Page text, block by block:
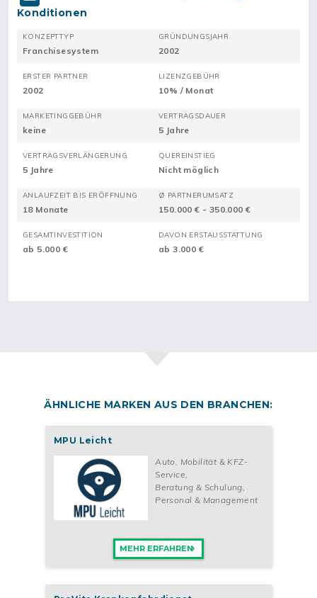
Konditionen
KONZEPTTYP
Franchisesystem
GRÜNDUNGSJAHR
2002
ERSTER PARTNER
2002
LIZENZGEBÜHR
10% / Monat
MARKETINGGEBÜHR
keine
VERTRAGSDAUER
5 Jahre
VERTRAGSVERLÄNGERUNG
5 Jahre
QUEREINSTIEG
Nicht möglich
ANLAUFZEIT BIS ERÖFFNUNG
18 Monate
Ø PARTNERUMSATZ
150.000 € - 350.000 €
GESAMTINVESTITION
ab 5.000 €
DAVON ERSTAUSSTATTUNG
ab 3.000 €
ÄHNLICHE MARKEN AUS DEN BRANCHEN:
MPU Leicht
Auto, Mobilität & KFZ-
Service,
Beratung & Schulung,
Personal & Management
MEHR ERFAHREN